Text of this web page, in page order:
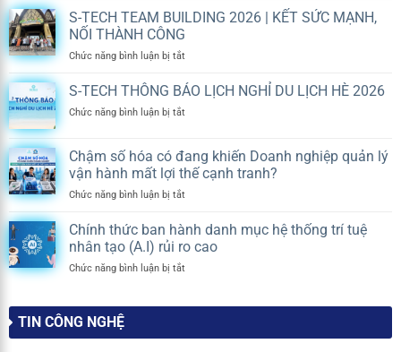
nào
xã
tổ
hội
cư
thay
chủ
tư?
mới
S-TECH TEAM BUILDING 2026 | KẾT SỨC MẠNH,
NỐI THÀNH CÔNG
Chức năng bình luận bị tắtở
TECH
BUILDING
KẾT
SỨC
MẠNH,
THÀNH
CÔNG
S-TECH THÔNG BÁO LỊCH NGHỈ DU LỊCH HÈ 2026
Chức năng bình luận bị tắtở
THÔNG
BÁO
LỊCH
HÈ
2026
Chậm số hóa có đang khiến Doanh nghiệp quản lý
vận hành mất lợi thế cạnh tranh?
Chức năng bình luận bị tắtở
số
có
đang
Chính thức ban hành danh mục hệ thống trí tuệ
nhân tạo (A.I) rủi ro cao
Chức năng bình luận bị tắtở
TIN CÔNG NGHỆ